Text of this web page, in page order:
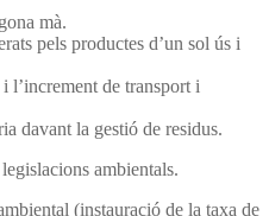
mà.
pels productes d’un sol ús i
l’increment de transport i
davant la gestió de residus.
ambientals.
(instauració de la taxa de